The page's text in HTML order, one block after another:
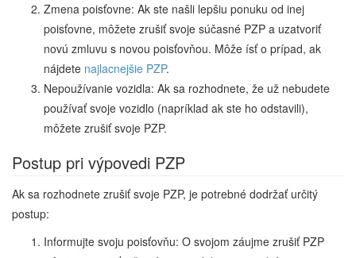
Zmena poisťovne: Ak ste našli lepšiu ponuku od inej
poisťovne, môžete zrušiť svoje súčasné PZP a uzatvoriť
novú zmluvu s novou poisťovňou. Môže ísť o prípad, ak
nájdete najlacnejšie PZP.
Nepoužívanie vozidla: Ak sa rozhodnete, že už nebudete
používať svoje vozidlo (napríklad ak ste ho odstavili),
môžete zrušiť svoje PZP.
Postup pri výpovedi PZP
Ak sa rozhodnete zrušiť svoje PZP, je potrebné dodržať určitý
postup:
Informujte svoju poisťovňu: O svojom záujme zrušiť PZP